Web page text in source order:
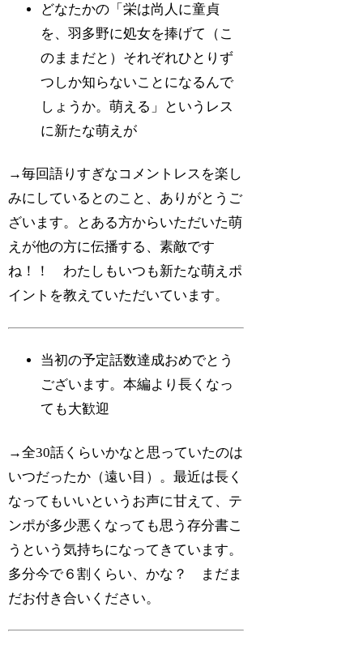
どなたかの「栄は尚人に童貞
を、羽多野に処女を捧げて（こ
のままだと）それぞれひとりず
つしか知らないことになるんで
しょうか。萌える」というレス
に新たな萌えが
→毎回語りすぎなコメントレスを楽し
みにしているとのこと、ありがとうご
ざいます。とある方からいただいた萌
えが他の方に伝播する、素敵です
ね！！ わたしもいつも新たな萌えポ
イントを教えていただいています。
当初の予定話数達成おめでとう
ございます。本編より長くなっ
ても大歓迎
→全30話くらいかなと思っていたのは
いつだったか（遠い目）。最近は長く
なってもいいというお声に甘えて、テ
ンポが多少悪くなっても思う存分書こ
うという気持ちになってきています。
多分今で６割くらい、かな？ まだま
だお付き合いください。